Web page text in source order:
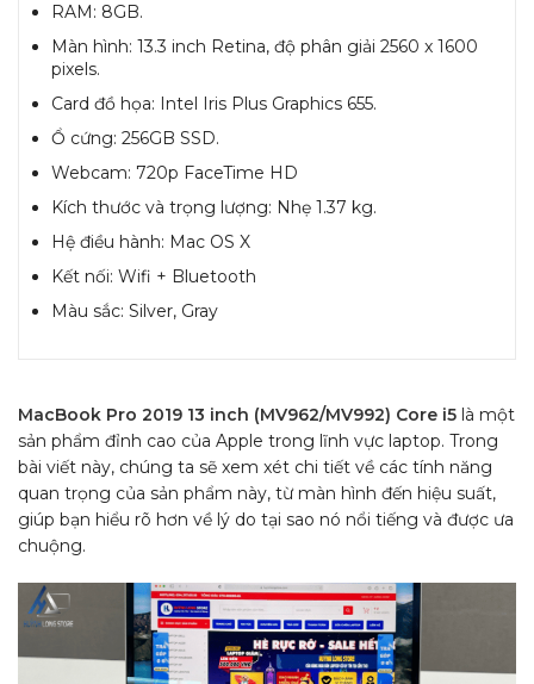
RAM: 8GB.
Màn hình: 13.3 inch Retina, độ phân giải 2560 x 1600
pixels.
Card đồ họa: Intel Iris Plus Graphics 655.
Ổ cứng: 256GB SSD.
Webcam: 720p FaceTime HD
Kích thước và trọng lượng: Nhẹ 1.37 kg.
Hệ điều hành: Mac OS X
Kết nối: Wifi + Bluetooth
Màu sắc: Silver, Gray
MacBook Pro 2019 13 inch (MV962/MV992) Core i5 là một
sản phẩm đỉnh cao của Apple trong lĩnh vực laptop. Trong
bài viết này, chúng ta sẽ xem xét chi tiết về các tính năng
quan trọng của sản phẩm này, từ màn hình đến hiệu suất,
giúp bạn hiểu rõ hơn về lý do tại sao nó nổi tiếng và được ưa
chuộng.